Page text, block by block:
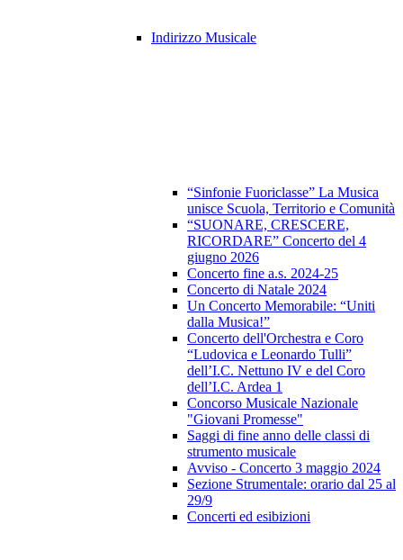
Indirizzo Musicale
“Sinfonie Fuoriclasse” La Musica
unisce Scuola, Territorio e Comunità
“SUONARE, CRESCERE,
RICORDARE” Concerto del 4
giugno 2026
Concerto fine a.s. 2024-25
Concerto di Natale 2024
Un Concerto Memorabile: “Uniti
dalla Musica!”
Concerto dell'Orchestra e Coro
“Ludovica e Leonardo Tulli”
dell’I.C. Nettuno IV e del Coro
dell’I.C. Ardea 1
Concorso Musicale Nazionale
"Giovani Promesse"
Saggi di fine anno delle classi di
strumento musicale
Avviso - Concerto 3 maggio 2024
Sezione Strumentale: orario dal 25 al
29/9
Concerti ed esibizioni